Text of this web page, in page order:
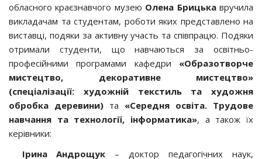
обласного краєзнавчого музею Олена Брицькавручила
викладачам та студентам, роботи яких представлено на
виставці, подяки за активну участь та співпрацю. Подяки
отримали студенти, що навчаються за освітньо-
професійними програмами кафедри «Образотворче
мистецтво, декоративне мистецтво»
(спеціалізації: художній текстиль та художня
обробка деревини) та «Середня освіта. Трудове
навчання та технології, інформатика», а також їх
керівники:
Ірина
Андрощук – доктор педагогічних наук,